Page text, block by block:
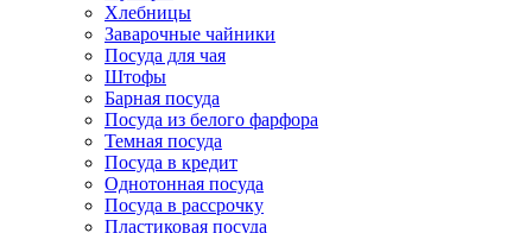
Хлебницы
Заварочные чайники
Посуда для чая
Штофы
Барная посуда
Посуда из белого фарфора
Темная посуда
Посуда в кредит
Однотонная посуда
Посуда в рассрочку
Пластиковая посуда